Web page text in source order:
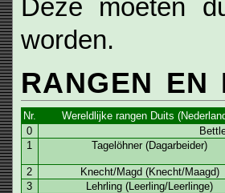
Deze moeten
worden.
RANGEN EN
Nr. Wereldlijke rangen Duits
0
1
Tagelöhner (Dagarbeider)
2 Knecht/Magd (Knecht/Maagd)
3
Lehrling (Leerling/Leerlinge)